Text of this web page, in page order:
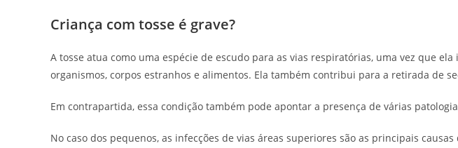
Criança com tosse é grave?
A tosse atua como uma espécie de escudo para as vias respiratórias, uma vez que
organismos, corpos estranhos e alimentos. Ela também contribui para a retirada de
Em contrapartida, essa condição também pode apontar a presença de várias
No caso dos pequenos, as infecções de vias áreas superiores são as principais